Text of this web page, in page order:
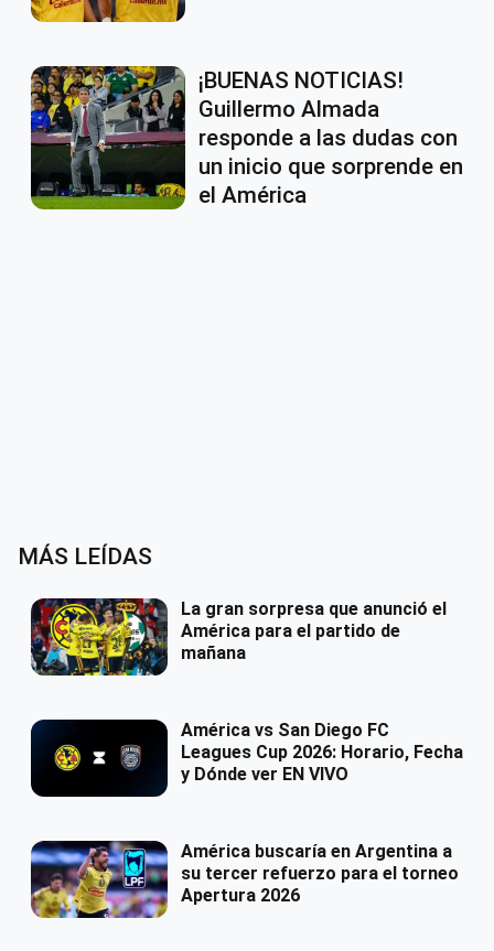
¡BUENAS NOTICIAS!
Guillermo Almada
responde a las dudas con
un inicio que sorprende en
el América
MÁS LEÍDAS
La gran sorpresa que anunció el
América para el partido de
mañana
América vs San Diego FC
Leagues Cup 2026: Horario, Fecha
y Dónde ver EN VIVO
América buscaría en Argentina a
su tercer refuerzo para el torneo
Apertura 2026